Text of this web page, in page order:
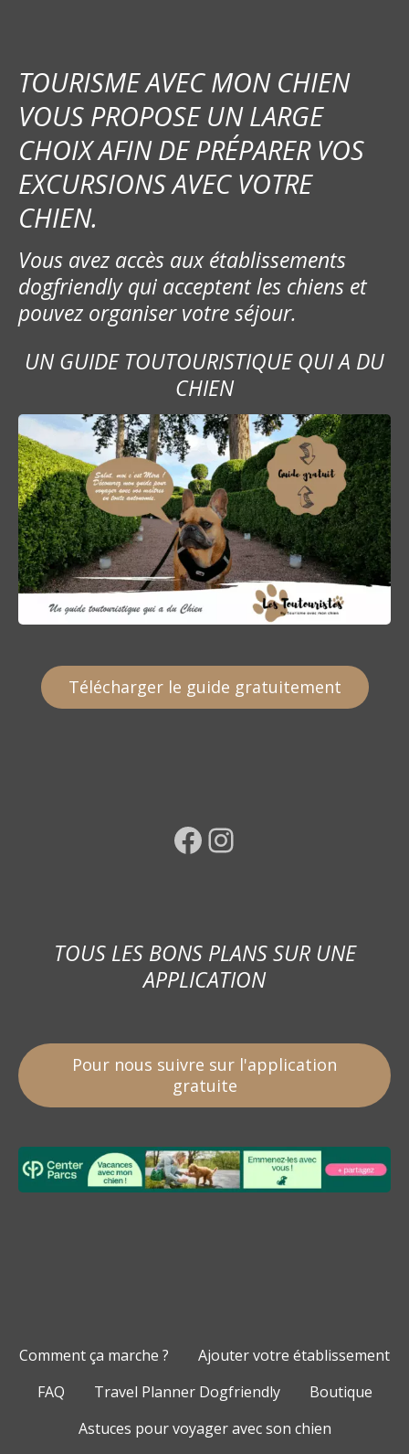
i
o
n
d
e
l
’
r
t
i
c
l
e
TOURISME AVEC MON CHIEN
VOUS PROPOSE UN LARGE
CHOIX AFIN DE PRÉPARER VOS
EXCURSIONS AVEC VOTRE
CHIEN.
Vous avez accès aux établissements
dogfriendly qui acceptent les chiens et
pouvez organiser votre séjour.
UN GUIDE TOUTOURISTIQUE QUI A DU
CHIEN
Télécharger le guide gratuitement
Facebook Instagram
TOUS LES BONS PLANS SUR UNE
APPLICATION
Pour nous suivre sur l'application
gratuite
Comment ça marche ?
Ajouter votre établissement
FAQ
Travel Planner Dogfriendly
Boutique
Astuces pour voyager avec son chien